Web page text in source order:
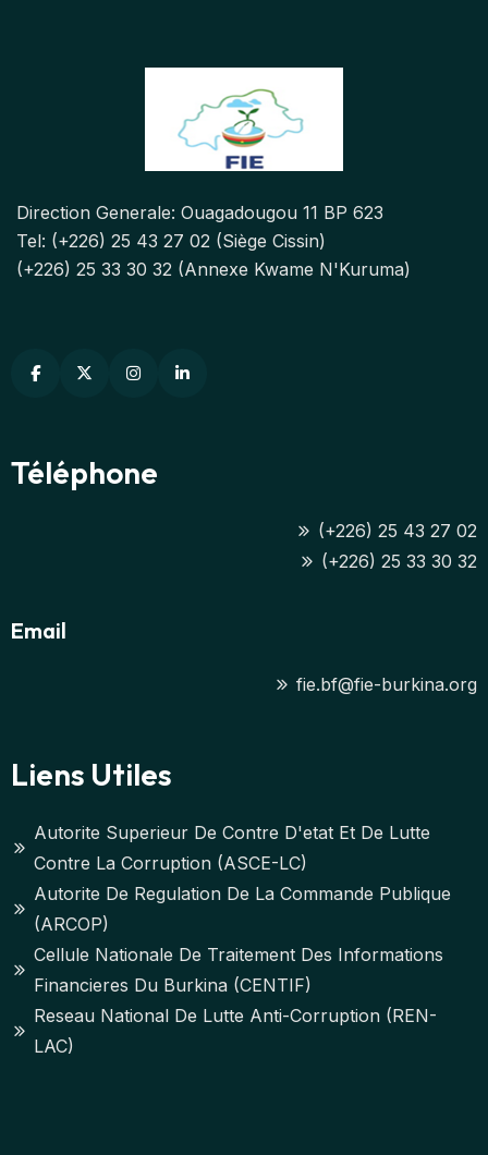
Direction Generale: Ouagadougou 11 BP 623
Tel: (+226) 25 43 27 02 (Siège Cissin)
(+226) 25 33 30 32 (Annexe Kwame N'Kuruma)
Téléphone
(+226) 25 43 27 02
(+226) 25 33 30 32
Email
fie.bf@fie-burkina.org
Liens Utiles
Autorite Superieur De Contre D'etat Et De Lutte
Contre La Corruption (ASCE-LC)
Autorite De Regulation De La Commande Publique
(ARCOP)
Cellule Nationale De Traitement Des Informations
Financieres Du Burkina (CENTIF)
Reseau National De Lutte Anti-Corruption (REN-
LAC)